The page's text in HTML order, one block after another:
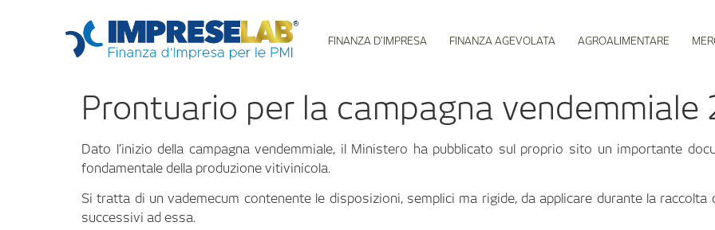
FINANZA D’IMPRESA FINANZA AGEVOLATA AGROALIMENTARE
Prontuario per la campagna vendemmiale
Dato l’inizio della campagna vendemmiale, il Ministero ha pubblicato sul proprio sito un importante
fondamentale della produzione vitivinicola.
Si tratta di un vademecum contenente le disposizioni, semplici ma rigide, da applicare durante la raccolta
successivi ad essa.